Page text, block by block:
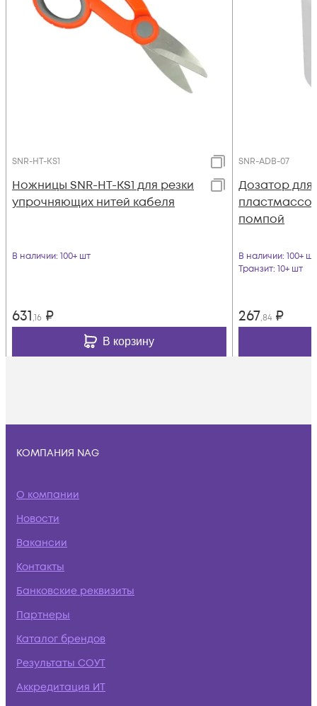
SNR-HT-KS1
Ножницы SNR-HT-KS1 для резки
упрочняющих нитей кабеля
В наличии: 100+ шт
631,16 ₽
В корзину
SNR-ADB-07
Дозатор для
помпой
В наличии: 100+ шт
Транзит: 10+ шт
267,84 ₽
КОМПАНИЯ NAG
О компании
Новости
Вакансии
Контакты
Банковские реквизиты
Партнеры
Каталог брендов
Результаты СОУТ
Аккредитация ИТ